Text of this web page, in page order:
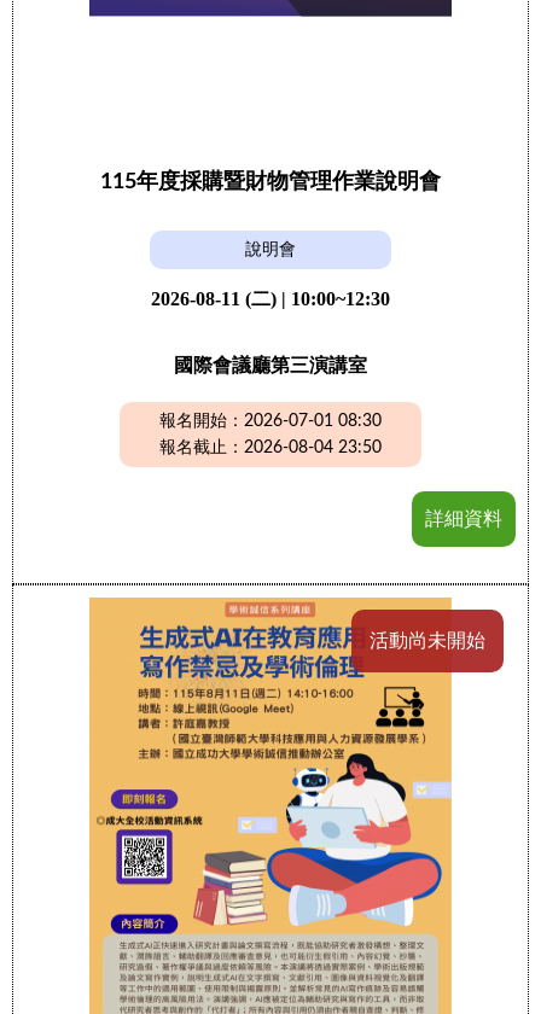
115年度採購暨財物管理作業說明會
說明會
2026-08-11 (二) | 10:00~12:30
國際會議廳第三演講室
報名開始：2026-07-01 08:30
報名截止：2026-08-04 23:50
詳細資料
活動尚未開始